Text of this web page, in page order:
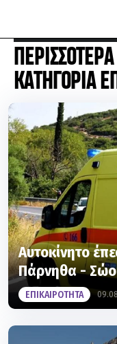
ΚΑΤΗΓΟΡΙΑ
Αυτοκίνητο
Πάρνηθα -
ΕΠΙΚΑΙΡΟΤΗΤΑ